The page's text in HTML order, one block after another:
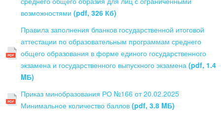
возможностями (pdf, 326 Кб)
Правила заполнения бланков государственной итоговой
аттестации по образовательным программам среднего
общего образования в форме единого государственного
экзамена и государственного выпускного экзамена (pdf, 1.4
MБ)
Приказ минобразования РО №166 от 20.02.2025
Минимальное количество баллов (pdf, 3.8 MБ)